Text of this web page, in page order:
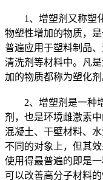
1、增塑剂又称塑化
物塑性增加的物质，
普遍应用于塑料制品
清洗剂等材料中。凡
加的物质都称为塑化剂
2、增塑剂是一种增
剂，也是环境雌激素
混凝土、干壁材料、
不同的对象上，但其
使用得最普遍的即是
可以改善高分子材料